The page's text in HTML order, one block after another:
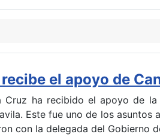
el apoyo de
Cruz ha recibido el apoyo de
Este fue uno de los
con la delegada del Gobierno